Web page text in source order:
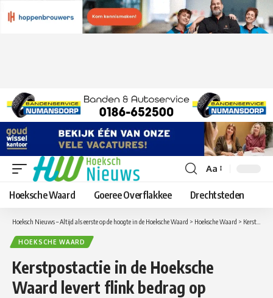
Lettergrootte
aanpassen
Aa
Hoeksche Waard Goeree Overflakkee Drechtsteden
Hoeksch Nieuws – Altijd als eerste op de hoogte in de Hoeksche Waard > Hoeksche Waard > Kerstpostactie in de Hoeksche Waard levert flink bedrag op
HOEKSCHE WAARD
Kerstpostactie in de Hoeksche
Waard levert flink bedrag op